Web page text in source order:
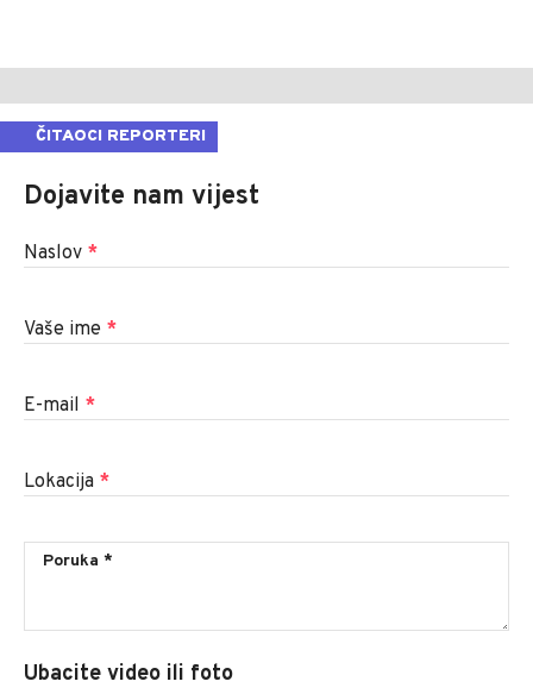
ČITAOCI REPORTERI
Dojavite nam vijest
Naslov *
Vaše ime *
E-mail *
Lokacija *
Ubacite video ili foto